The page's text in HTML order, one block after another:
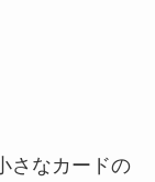
さなカードの